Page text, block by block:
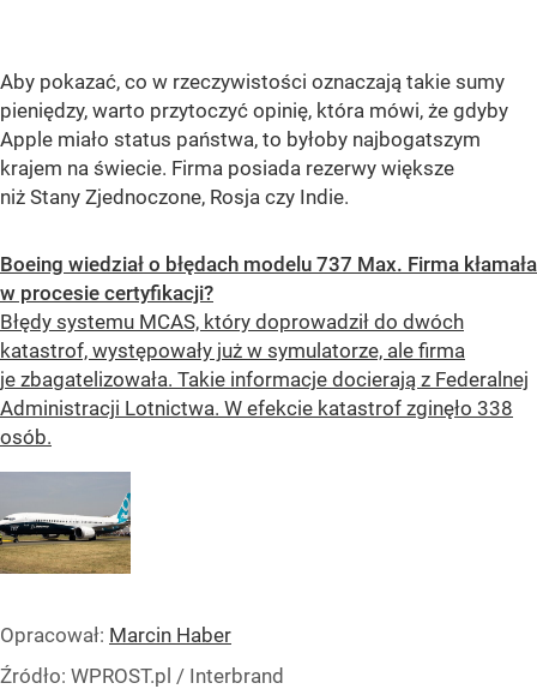
Aby pokazać, co w rzeczywistości oznaczają takie sumy
pieniędzy, warto przytoczyć opinię, która mówi, że gdyby
Apple miało status państwa, to byłoby najbogatszym
krajem na świecie. Firma posiada rezerwy większe
niż Stany Zjednoczone, Rosja czy Indie.
Boeing wiedział o błędach modelu 737 Max. Firma kłamała
w procesie certyfikacji?
Błędy systemu MCAS, który doprowadził do dwóch
katastrof, występowały już w symulatorze, ale firma
je zbagatelizowała. Takie informacje docierają z Federalnej
Administracji Lotnictwa. W efekcie katastrof zginęło 338
osób.
Opracował: Marcin Haber
Źródło: WPROST.pl / Interbrand